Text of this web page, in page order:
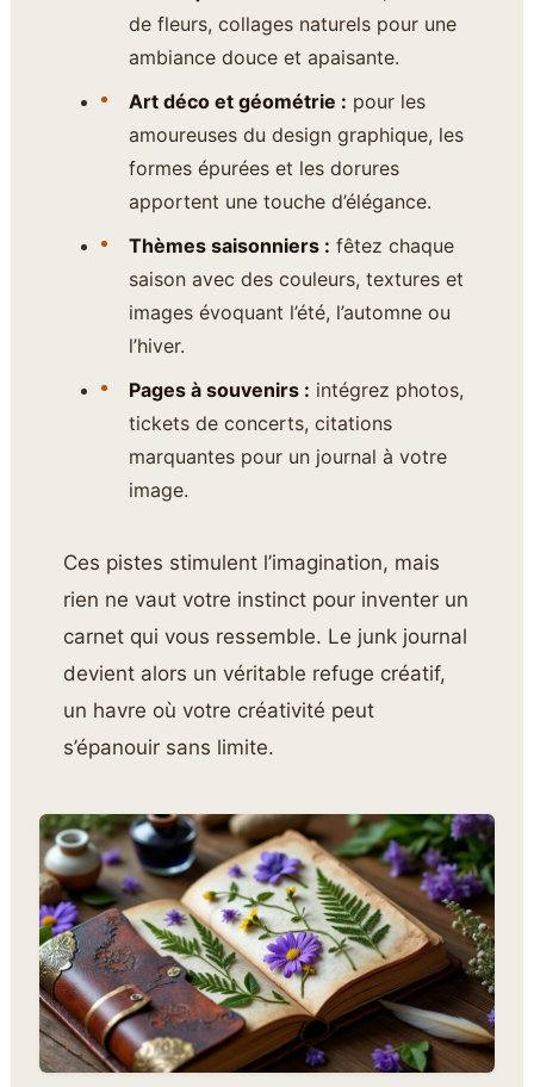
de fleurs, collages naturels pour une
ambiance douce et apaisante.
Art déco et géométrie : pour les
amoureuses du design graphique, les
formes épurées et les dorures
apportent une touche d’élégance.
Thèmes saisonniers : fêtez chaque
saison avec des couleurs, textures et
images évoquant l’été, l’automne ou
l’hiver.
Pages à souvenirs : intégrez photos,
tickets de concerts, citations
marquantes pour un journal à votre
image.
Ces pistes stimulent l’imagination, mais
rien ne vaut votre instinct pour inventer un
carnet qui vous ressemble. Le junk journal
devient alors un véritable refuge créatif,
un havre où votre créativité peut
s’épanouir sans limite.